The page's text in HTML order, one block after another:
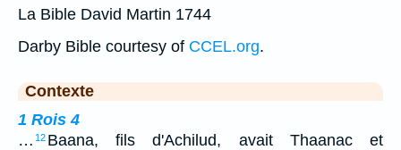
La Bible David Martin 1744
Darby Bible courtesy of CCEL.org.
Contexte
1 Rois 4
… 12 Baana, fils d'Achilud, avait Thaanac et